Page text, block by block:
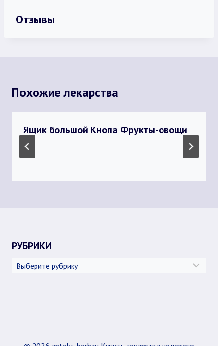
Отзывы
Похожие лекарства
Ящик большой Кнопа Фрукты-овощи
РУБРИКИ
Рубрики